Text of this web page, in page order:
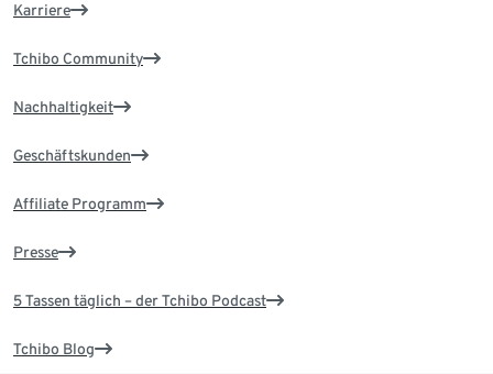
Karriere
Tchibo Community
Nachhaltigkeit
Geschäftskunden
Affiliate Programm
Presse
5 Tassen täglich – der Tchibo Podcast
Tchibo Blog